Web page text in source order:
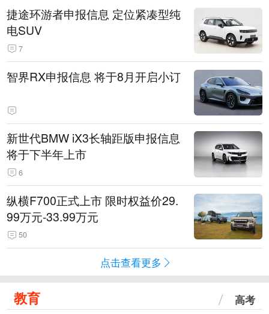
捷途环游者申报信息 定位紧凑型纯
电SUV
7
智界RX申报信息 将于8月开启小订
新世代BMW iX3长轴距版申报信息
将于下半年上市
6
纵横F700正式上市 限时权益价29.
99万元-33.99万元
50
点击查看更多
教育 高考